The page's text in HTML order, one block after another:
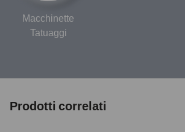
Macchinette
Tatuaggi
Prodotti correlati